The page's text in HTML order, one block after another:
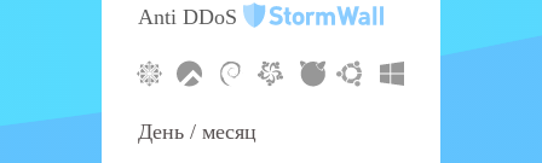
Anti DDoS
День / месяц